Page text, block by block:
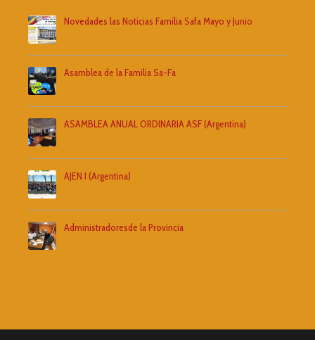
Novedades las Noticias Familia Safa Mayo y Junio
Asamblea de la Familia Sa-Fa
ASAMBLEA ANUAL ORDINARIA ASF (Argentina)
AJEN I (Argentina)
Administradoresde la Provincia